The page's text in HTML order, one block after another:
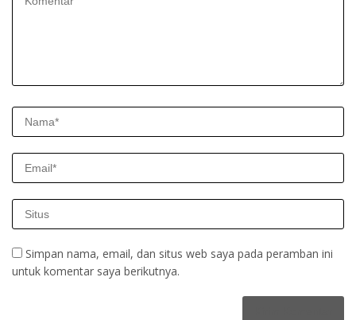
Simpan nama, email, dan situs web saya pada peramban ini
untuk komentar saya berikutnya.